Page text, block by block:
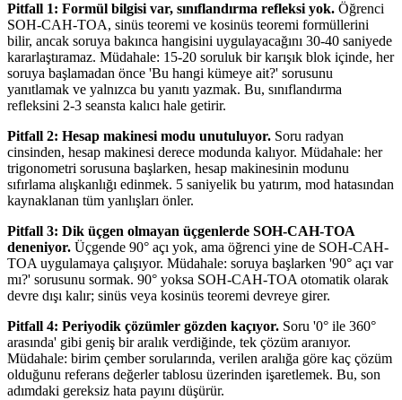
Pitfall 1: Formül bilgisi var, sınıflandırma refleksi yok. Öğrenci
SOH-CAH-TOA, sinüs teoremi ve kosinüs teoremi formüllerini
bilir, ancak soruya bakınca hangisini uygulayacağını 30-40 saniyede
kararlaştıramaz. Müdahale: 15-20 soruluk bir karışık blok içinde, her
soruya başlamadan önce 'Bu hangi kümeye ait?' sorusunu
yanıtlamak ve yalnızca bu yanıtı yazmak. Bu, sınıflandırma
refleksini 2-3 seansta kalıcı hale getirir.
Pitfall 2: Hesap makinesi modu unutuluyor. Soru radyan
cinsinden, hesap makinesi derece modunda kalıyor. Müdahale: her
trigonometri sorusuna başlarken, hesap makinesinin modunu
sıfırlama alışkanlığı edinmek. 5 saniyelik bu yatırım, mod hatasından
kaynaklanan tüm yanlışları önler.
Pitfall 3: Dik üçgen olmayan üçgenlerde SOH-CAH-TOA
deneniyor. Üçgende 90° açı yok, ama öğrenci yine de SOH-CAH-
TOA uygulamaya çalışıyor. Müdahale: soruya başlarken '90° açı var
mı?' sorusunu sormak. 90° yoksa SOH-CAH-TOA otomatik olarak
devre dışı kalır; sinüs veya kosinüs teoremi devreye girer.
Pitfall 4: Periyodik çözümler gözden kaçıyor. Soru '0° ile 360°
arasında' gibi geniş bir aralık verdiğinde, tek çözüm aranıyor.
Müdahale: birim çember sorularında, verilen aralığa göre kaç çözüm
olduğunu referans değerler tablosu üzerinden işaretlemek. Bu, son
adımdaki gereksiz hata payını düşürür.